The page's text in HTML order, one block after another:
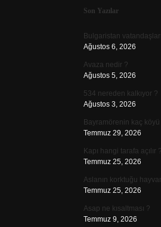
Sidebar
Son Yazılar
Bulgaristan
Ağustos 6, 2026
Avaza nedir ?
Ağustos 5, 2026
534 nereden kalkıyor ?
Ağustos 3, 2026
Bayramörenin kaç köyü
Temmuz 29, 2026
Kapı hangi tarafa açılır ?
Temmuz 25, 2026
Aslanın korktuğu
Temmuz 25, 2026
Asap ne kısaltması ?
Temmuz 9, 2026